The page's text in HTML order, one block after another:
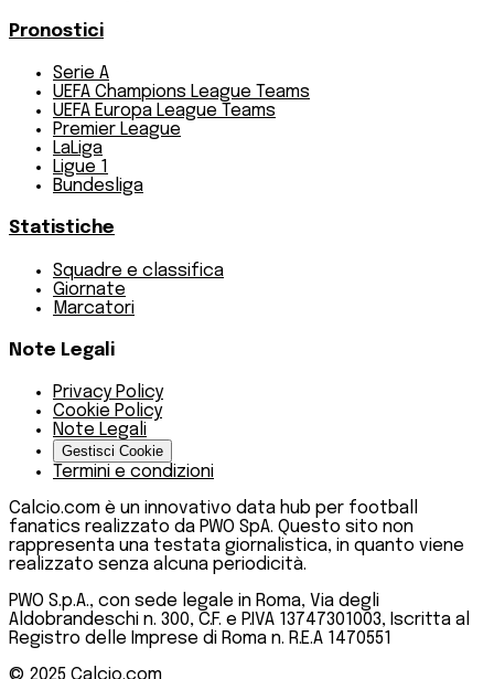
Pronostici
Serie A
UEFA Champions League Teams
UEFA Europa League Teams
Premier League
LaLiga
Ligue 1
Bundesliga
Statistiche
Squadre e classifica
Giornate
Marcatori
Note Legali
Privacy Policy
Cookie Policy
Note Legali
Gestisci Cookie
Termini e condizioni
Calcio.com è un innovativo data hub per football
fanatics realizzato da PWO SpA. Questo sito non
rappresenta una testata giornalistica, in quanto viene
realizzato senza alcuna periodicità.
PWO S.p.A., con sede legale in Roma, Via degli
Aldobrandeschi n. 300, C.F. e P.IVA 13747301003, Iscritta al
Registro delle Imprese di Roma n. R.E.A 1470551